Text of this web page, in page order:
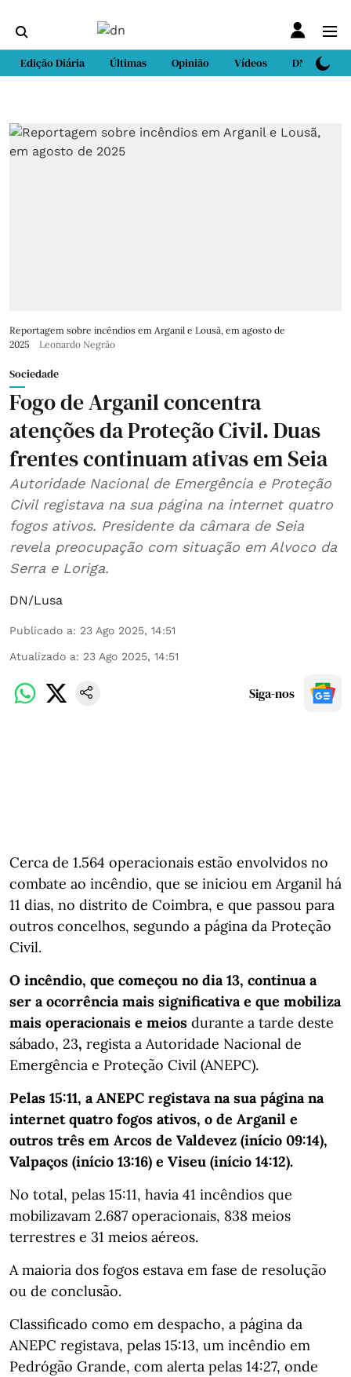
Edição Diária Últimas Opinião Vídeos DN Sport
Reportagem sobre incêndios em Arganil e Lousã, em agosto de
2025
Leonardo Negrão
Sociedade
Fogo de Arganil concentra
atenções da Proteção Civil. Duas
frentes continuam ativas em Seia
Autoridade Nacional de Emergência e Proteção
Civil registava na sua página na internet quatro
fogos ativos. Presidente da câmara de Seia
revela preocupação com situação em Alvoco da
Serra e Loriga.
DN/Lusa
Publicado a: 23 Ago 2025, 14:51
Atualizado a: 23 Ago 2025, 14:51
Siga-nos
Cerca de 1.564 operacionais estão envolvidos no
combate ao incêndio, que se iniciou em Arganil há
11 dias, no distrito de Coimbra, e que passou para
outros concelhos, segundo a página da Proteção
Civil.
O incêndio, que começou no dia 13, continua a
ser a ocorrência mais significativa e que mobiliza
mais operacionais e meios durante a tarde deste
sábado, 23, regista a Autoridade Nacional de
Emergência e Proteção Civil (ANEPC).
Pelas 15:11, a ANEPC registava na sua página na
internet quatro fogos ativos, o de Arganil e
outros três em Arcos de Valdevez (início 09:14),
Valpaços (início 13:16) e Viseu (início 14:12).
No total, pelas 15:11, havia 41 incêndios que
mobilizavam 2.687 operacionais, 838 meios
terrestres e 31 meios aéreos.
A maioria dos fogos estava em fase de resolução
ou de conclusão.
Classificado como em despacho, a página da
ANEPC registava, pelas 15:13, um incêndio em
Pedrógão Grande, com alerta pelas 14:27, onde